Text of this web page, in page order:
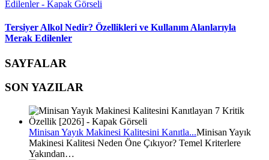
Tersiyer Alkol Nedir? Özellikleri ve Kullanım Alanlarıyla
Merak Edilenler
SAYFALAR
SON YAZILAR
Minisan Yayık Makinesi Kalitesini Kanıtla...Minisan Yayık
Makinesi Kalitesi Neden Öne Çıkıyor? Temel Kriterlere
Yakından…